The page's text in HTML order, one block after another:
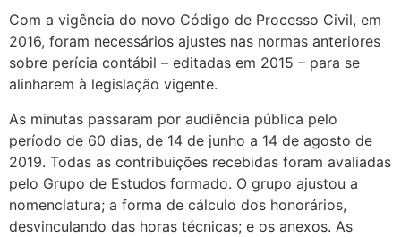
Com a vigência do novo Código de Processo Civil, em
2016, foram necessários ajustes nas normas anteriores
sobre perícia contábil – editadas em 2015 – para se
alinharem à legislação vigente.
As minutas passaram por audiência pública pelo
período de 60 dias, de 14 de junho a 14 de agosto de
2019. Todas as contribuições recebidas foram avaliadas
pelo Grupo de Estudos formado. O grupo ajustou a
nomenclatura; a forma de cálculo dos honorários,
desvinculando das horas técnicas; e os anexos. As